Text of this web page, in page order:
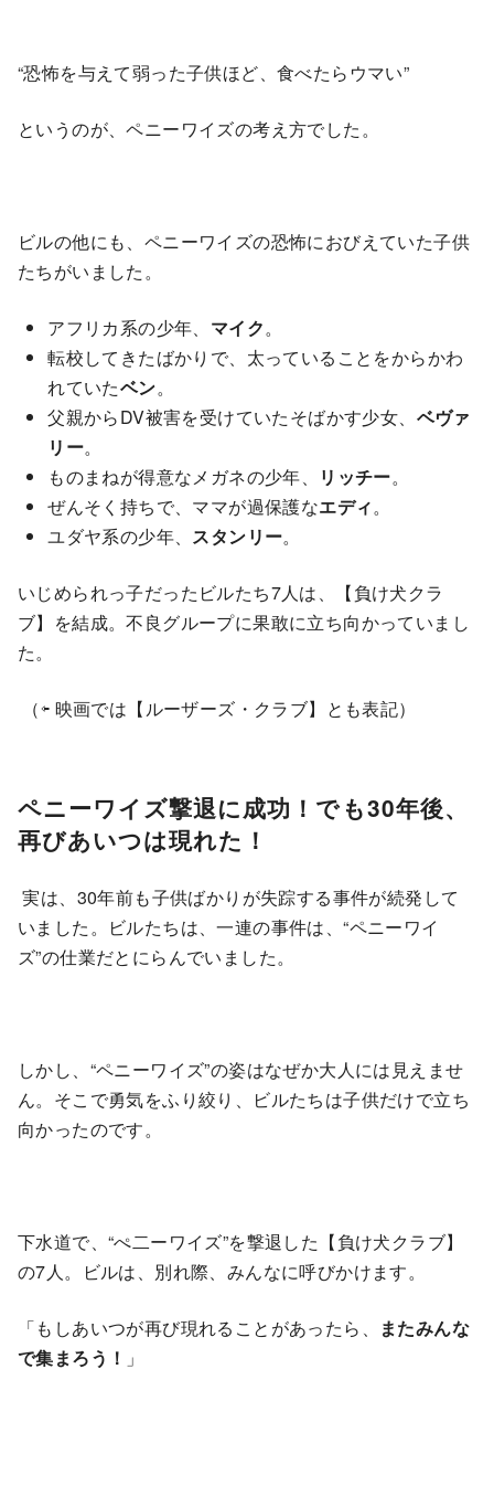
“恐怖を与えて弱った子供ほど、食べたらウマい”
というのが、ペニーワイズの考え方でした。
ビルの他にも、ペニーワイズの恐怖におびえていた子供
たちがいました。
アフリカ系の少年、 マイク。
転校してきたばかりで、太っていることをからかわ
れていたベン。
父親からDV被害を受けていたそばかす少女、 ベヴァ
リー。
ものまねが得意なメガネの少年、
リッチー。
ぜんそく持ちで、ママが過保護なエディ。
ユダヤ系の少年、 スタンリー。
いじめられっ子だったビルたち7人は、【負け犬クラ
ブ】を結成。不良グループに果敢に立ち向かっていまし
た。
（⇦ 映画では【ルーザーズ・クラブ】とも表記）
ペニーワイズ撃退に成功！でも30年後、
再びあいつは現れた！
実は、30年前も子供ばかりが失踪する事件が続発して
いました。ビルたちは、一連の事件は、“ペニーワイ
ズ”の仕業だとにらんでいました。
しかし、“ペニーワイズ”の姿はなぜか大人には見えませ
ん。そこで勇気をふり絞り、ビルたちは子供だけで立ち
向かったのです。
下水道で、“ぺ二ーワイズ”を撃退した【負け犬クラブ】
の7人。ビルは、別れ際、みんなに呼びかけます。
「もしあいつが再び現れることがあったら、
またみんな
で集まろう！ 」